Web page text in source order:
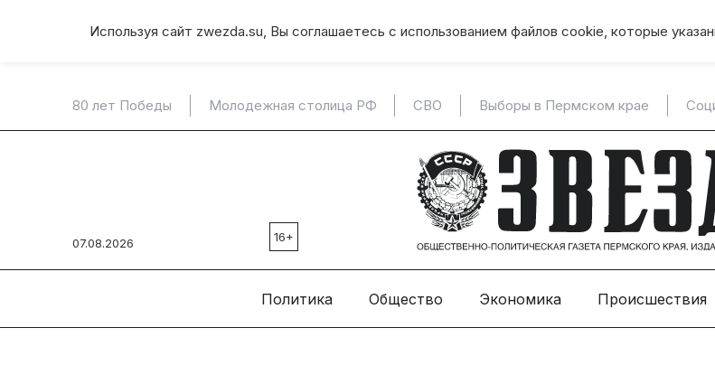
Используя сайт zwezda.su, Вы соглашаетесь с использованием файлов cookie, которые
80 лет Победы Молодежная столица РФ СВО Выборы в Пермском крае
07.08.2026 16+
Политика Общество Экономика Происшествия